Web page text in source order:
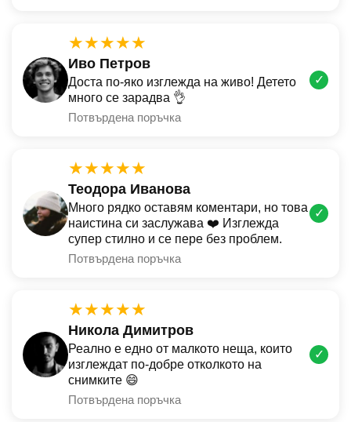
★★★★★
Иво Петров
Доста по-яко изглежда на живо! Детето
много се зарадва 👌
Потвърдена поръчка
✓
★★★★★
Теодора Иванова
Много рядко оставям коментари, но това
наистина си заслужава ❤️ Изглежда
супер стилно и се пере без проблем.
Потвърдена поръчка
✓
★★★★★
Никола Димитров
Реално е едно от малкото неща, които
изглеждат по-добре отколкото на
снимките 😄
Потвърдена поръчка
✓